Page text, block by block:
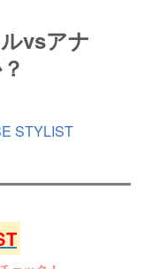
vsアナ
STYLIST